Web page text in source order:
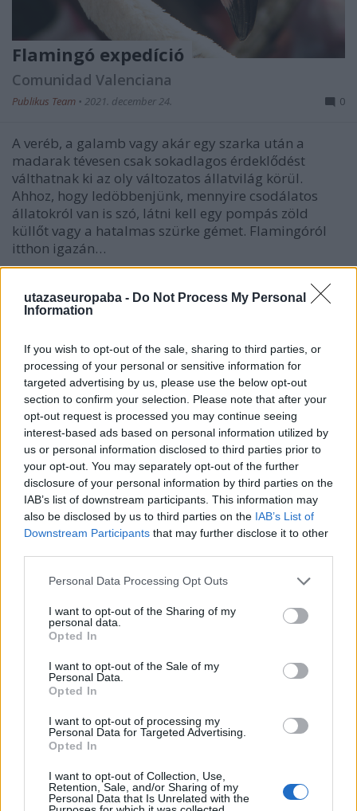
utazaseuropaba - Do Not Process My Personal
Information
If you wish to opt-out of the sale, sharing to third parties, or
processing of your personal or sensitive information for
targeted advertising by us, please use the below opt-out
section to confirm your selection. Please note that after your
opt-out request is processed you may continue seeing
interest-based ads based on personal information utilized by
us or personal information disclosed to third parties prior to
your opt-out. You may separately opt-out of the further
disclosure of your personal information by third parties on the
IAB’s list of downstream participants. This information may
also be disclosed by us to third parties on the IAB’s List of
Downstream Participants that may further disclose it to other
Please note that this website/app uses one or more Google
not limited to your visit or usage behaviour. You may click to
grant or deny consent to Google and its third-party tags to
use your data for below specified purposes in below Google
consent section.
Personal Data Processing Opt Outs
I want to opt-out of the Sharing of my
personal data.
Opted In
I want to opt-out of the Sale of my
Personal Data.
Opted In
I want to opt-out of processing my
Personal Data for Targeted Advertising.
Opted In
I want to opt-out of Collection, Use,
Retention, Sale, and/or Sharing of my
Personal Data that Is Unrelated with the
Flamingó expedíció
Comunidad Valenciana
Publikus Team • 2021. december 24. 0
A veréb, a galamb vagy akár egy szarka után a
madarak tévesen csak sokadlagos érdeklődést
válthatnak ki az oly változatos állatvilág körül.
Ahhoz, hogy ledöbbenjünk, mennyire csodálatos
állatokról van is szó, látni kell egy pompás zöld
küllőt vagy a hatalmas szürke gémet. Flamingóról
itthon igazán…
Noé bárkája
Macis cuccok
Publikus Team•2020. június 26.
A Bükkben egyre gyakrabban, de a Pilisben >>> vagy
Nógrád megyében is hosszasan tanyáznak a
is lehet számítani, ezért érdemes lehet őket és
környezetüket is jobban megismerni! Ebben segíthet